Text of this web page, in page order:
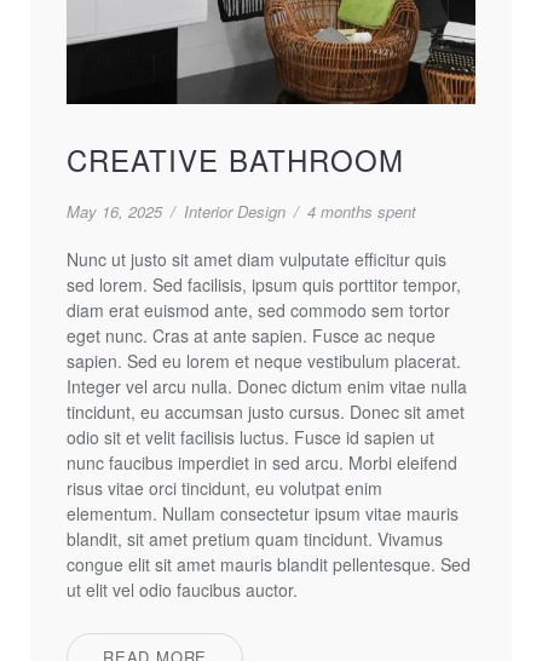
CREATIVE BATHROOM
May 16, 2025 / Interior Design / 4 months spent
Nunc ut justo sit amet diam vulputate efficitur quis
sed lorem. Sed facilisis, ipsum quis porttitor tempor,
diam erat euismod ante, sed commodo sem tortor
eget nunc. Cras at ante sapien. Fusce ac neque
sapien. Sed eu lorem et neque vestibulum placerat.
Integer vel arcu nulla. Donec dictum enim vitae nulla
tincidunt, eu accumsan justo cursus. Donec sit amet
odio sit et velit facilisis luctus. Fusce id sapien ut
nunc faucibus imperdiet in sed arcu. Morbi eleifend
risus vitae orci tincidunt, eu volutpat enim
elementum. Nullam consectetur ipsum vitae mauris
blandit, sit amet pretium quam tincidunt. Vivamus
congue elit sit amet mauris blandit pellentesque. Sed
ut elit vel odio faucibus auctor.
READ MORE